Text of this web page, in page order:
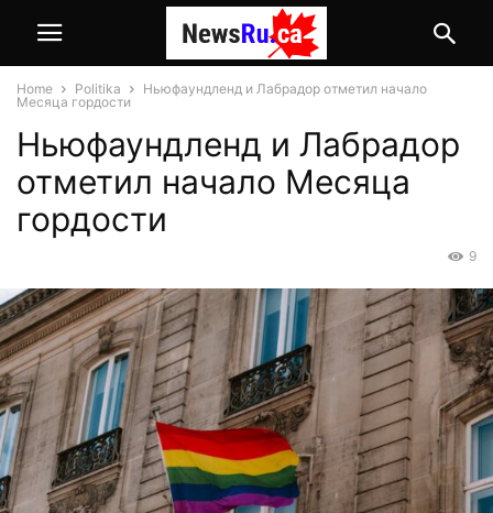
Home Politika
Ньюфаундленд и Лабрадор отметил начало
Месяца гордости
Ньюфаундленд и Лабрадор
отметил начало Месяца
гордости
9